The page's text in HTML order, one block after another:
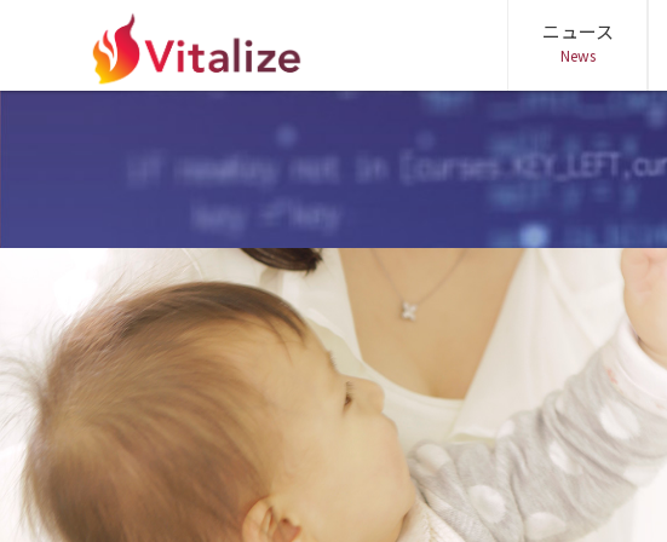
ニュース
News